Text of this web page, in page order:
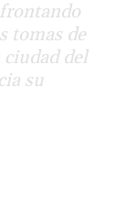
tomas de
ciudad del
su